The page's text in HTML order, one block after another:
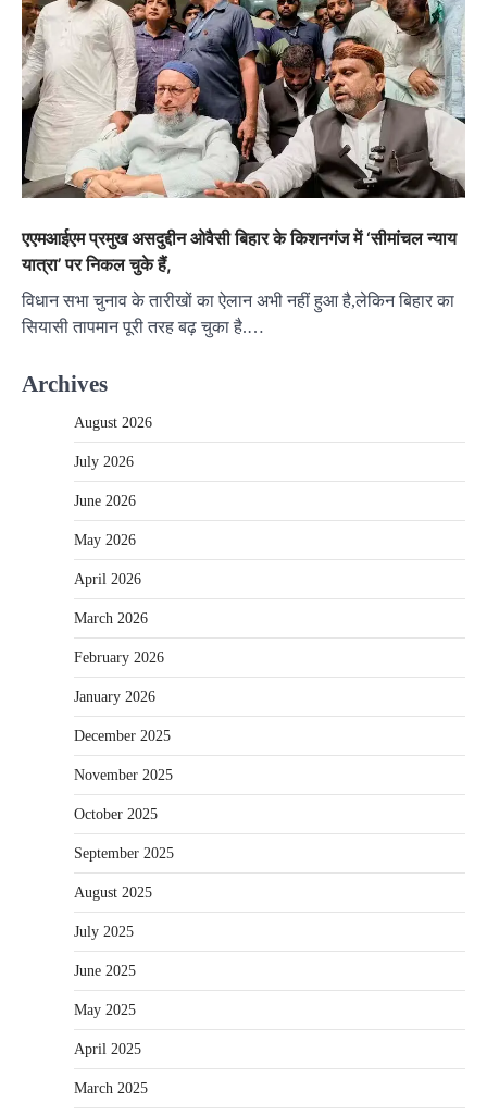
एएमआईएम प्रमुख असदुद्दीन ओवैसी बिहार के किशनगंज में ‘सीमांचल न्याय
यात्रा’ पर निकल चुके हैं,
विधान सभा चुनाव के तारीखों का ऐलान अभी नहीं हुआ है,लेकिन बिहार का
सियासी तापमान पूरी तरह बढ़ चुका है.…
Archives
August 2026
July 2026
June 2026
May 2026
April 2026
March 2026
February 2026
January 2026
December 2025
November 2025
October 2025
September 2025
August 2025
July 2025
June 2025
May 2025
April 2025
March 2025